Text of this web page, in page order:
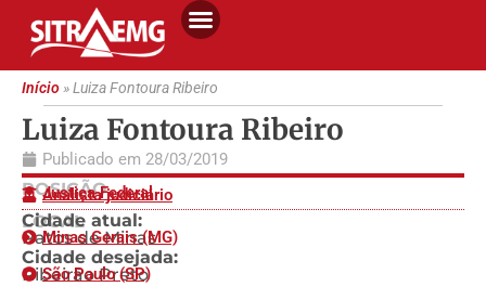
Início»Luiza Fontoura Ribeiro
Luiza Fontoura Ribeiro
Publicado em 28/03/2019
POSIÇÃO
Justiça Federal
Analista judiciário
LOCAL
Cidade atual:
Patos de Minas
Minas Gerais (MG)
Cidade desejada:
Ribeirão Preto
São Paulo (SP)